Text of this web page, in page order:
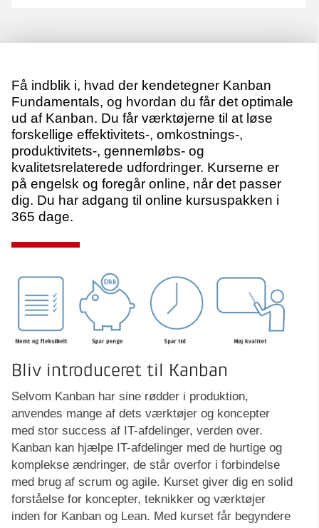
Få indblik i, hvad der kendetegner Kanban
Fundamentals, og hvordan du får det optimale
ud af Kanban. Du får værktøjerne til at løse
forskellige effektivitets-, omkostnings-,
produktivitets-, gennemløbs- og
kvalitetsrelaterede udfordringer. Kurserne er
på engelsk og foregår online, når det passer
dig. Du har adgang til online kursuspakken i
365 dage.
Bliv introduceret til Kanban
Selvom Kanban har sine rødder i produktion,
anvendes mange af dets værktøjer og koncepter
med stor success af IT-afdelinger, verden over.
Kanban kan hjælpe IT-afdelinger med de hurtige og
komplekse ændringer, de står overfor i forbindelse
med brug af scrum og agile. Kurset giver dig en solid
forståelse for koncepter, teknikker og værktøjer
inden for Kanban og Lean. Med kurset får begyndere